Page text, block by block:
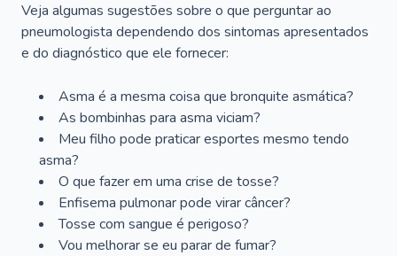
Veja algumas sugestões sobre o que perguntar ao
pneumologista dependendo dos sintomas apresentados
e do diagnóstico que ele fornecer:
Asma é a mesma coisa que bronquite asmática?
As bombinhas para asma viciam?
Meu filho pode praticar esportes mesmo tendo
asma?
O que fazer em uma crise de tosse?
Enfisema pulmonar pode virar câncer?
Tosse com sangue é perigoso?
Vou melhorar se eu parar de fumar?